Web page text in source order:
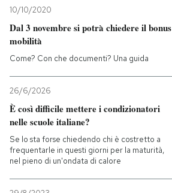
10/10/2020
Dal 3 novembre si potrà chiedere il bonus
mobilità
Come? Con che documenti? Una guida
26/6/2026
È così difficile mettere i condizionatori
nelle scuole italiane?
Se lo sta forse chiedendo chi è costretto a
frequentarle in questi giorni per la maturità,
nel pieno di un'ondata di calore